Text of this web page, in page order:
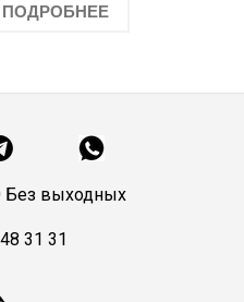
ПОДРОБНЕЕ
Без выходных
31 31